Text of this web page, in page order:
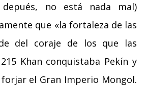
no está nada mal)
que «la fortaleza de las
del coraje de los que las
Khan conquistaba Pekín y
el Gran Imperio Mongol.